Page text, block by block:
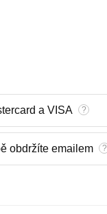
a VISA ?
obdržíte emailem ?